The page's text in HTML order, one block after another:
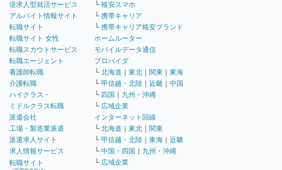
逆求人型就活サービス
アルバイト情報サイト
転職サイト
転職サイト 女性
転職スカウトサービス
転職エージェント
看護師転職
介護転職
ハイクラス・
ミドルクラス転職
派遣会社
工場・製造業派遣
派遣求人サイト
求人情報サービス
転職サイト
└ 格安スマホ
└ 携帯キャリア
└ 携帯キャリア格安ブランド
ホームルーター
モバイルデータ通信
プロバイダ
└ 北海道 ｜ 東北 ｜ 関東 ｜ 東海
└ 甲信越・北陸 ｜ 近畿 ｜ 中国
└ 四国 ｜ 九州・沖縄
└ 広域企業
インターネット回線
└ 北海道 ｜ 東北 ｜ 関東
└ 甲信越・北陸 ｜ 東海 ｜ 近畿
└ 中国・四国 ｜ 九州・沖縄
└ 広域企業